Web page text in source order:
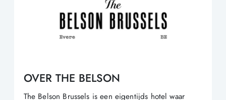
OVER THE BELSON
The Belson Brussels is een eigentijds hotel waar